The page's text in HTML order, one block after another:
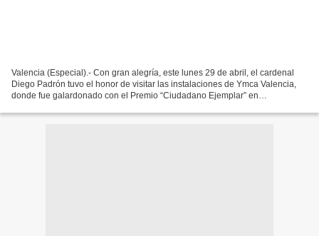
Valencia (Especial).- Con gran alegría, este lunes 29 de abril, el cardenal
Diego Padrón tuvo el honor de visitar las instalaciones de Ymca Valencia,
donde fue galardonado con el Premio “Ciudadano Ejemplar” en